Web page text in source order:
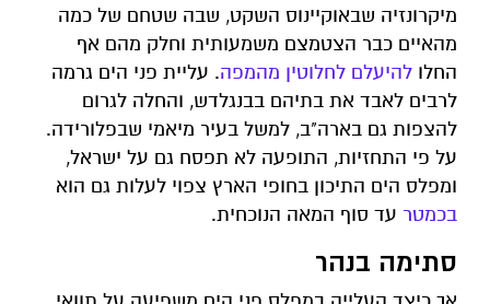
מיקרונזיה שבאוקיינוס השקט, שבה שטחם של כמה
מהאיים כבר הצטמצם משמעותית וחלק מהם אף
החלו להיעלם לחלוטין מהמפה. עליית פני הים גרמה
לרבים לאבד את בתיהם בבנגלדש, והחלה לגרום
להצפות גם בארה"ב, למשל בעיר מיאמי שבפלורידה.
על פי התחזיות, התופעה לא תפסח גם על ישראל,
ומפלס הים התיכון בחופי הארץ צפוי לעלות גם הוא
בכמטר עד סוף המאה הנוכחית.
סתימה בנהר